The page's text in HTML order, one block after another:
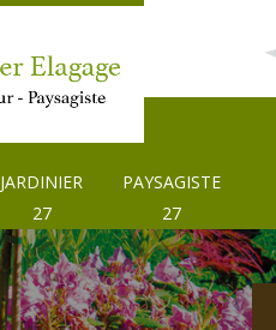
JARDINIER
27
PAYSAGISTE
27